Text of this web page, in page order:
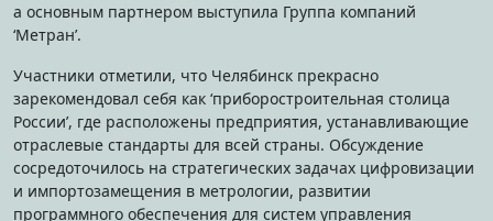
а основным партнером выступила Группа компаний
‘Метран’.
Участники отметили, что Челябинск прекрасно
зарекомендовал себя как ‘приборостроительная столица
России’, где расположены предприятия, устанавливающие
отраслевые стандарты для всей страны. Обсуждение
сосредоточилось на стратегических задачах цифровизации
и импортозамещения в метрологии, развитии
программного обеспечения для систем управления